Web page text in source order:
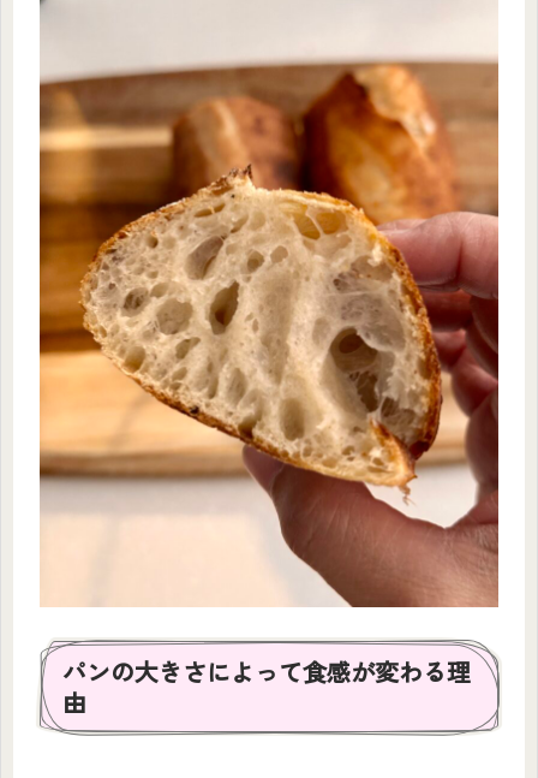
パンの大きさによって食感が変わる理
由